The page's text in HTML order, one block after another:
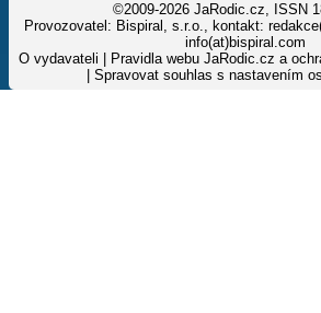
©2009-2026 JaRodic.cz, ISSN
Provozovatel: Bispiral, s.r.o., kontakt:
info(at)bispiral.com
O vydavateli
Pravidla webu JaRodic.cz a
Spravovat souhlas s nastavením